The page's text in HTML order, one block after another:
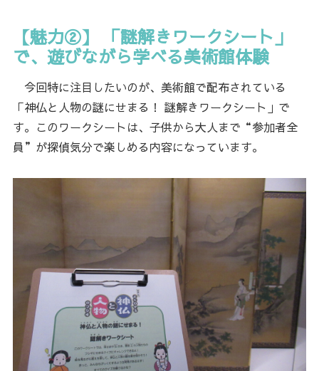
【魅力②】 「謎解きワークシート」
で、遊びながら学べる美術館体験
今回特に注目したいのが、美術館で配布されている
「神仏と人物の謎にせまる！ 謎解きワークシート」で
す。このワークシートは、子供から大人まで“参加者全
員”が探偵気分で楽しめる内容になっています。